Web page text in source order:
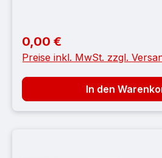
Regulärer Preis:
0,00 €
Preise inkl. MwSt. zzgl.
In den